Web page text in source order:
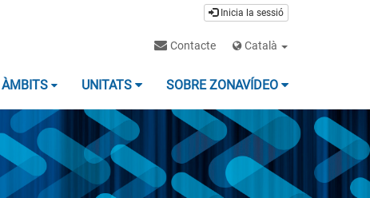
Inicia la sessió
Contacte Català
ÀMBITS UNITATS SOBRE ZONAVÍDEO